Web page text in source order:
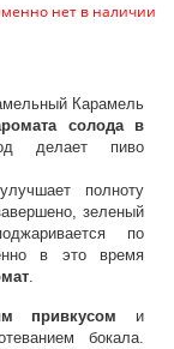
нет в наличии
Карамель
солода в
делает пиво
полноту
зеленый
по
в это время
.
привкусом и
бокала.